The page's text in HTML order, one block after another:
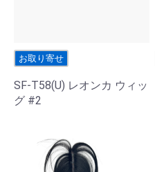
お取り寄せ
SF-T58(U) レオンカ ウィッ
グ #2